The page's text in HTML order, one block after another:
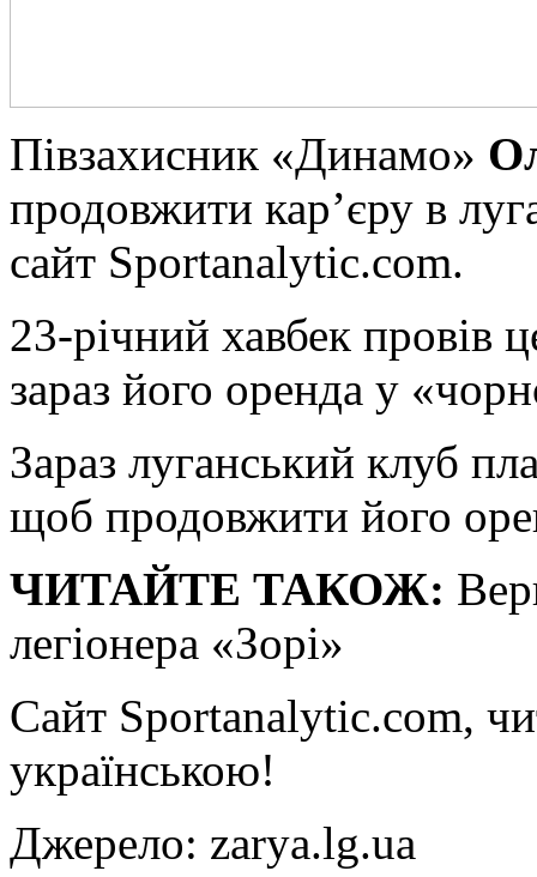
Півзaxисник «Динамо»
продовжити кар’єру в
сайт Sportanalytic.com.
23-річний хавбек провів
зараз його оренда у
Зараз луганський клуб
щоб продовжити його
ЧИТАЙТЕ ТАКОЖ:
легіонера «Зорі»
Сайт Sportanalytic.com,
українською!
Джерело: zarya.lg.ua